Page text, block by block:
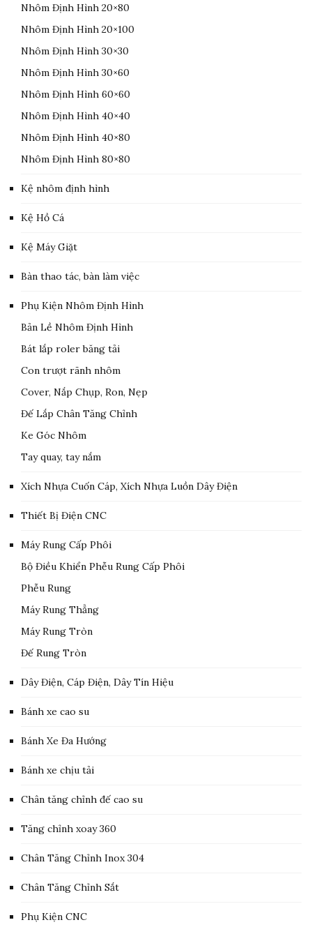
Nhôm Định Hình 20×80
Nhôm Định Hình 20×100
Nhôm Định Hình 30×30
Nhôm Định Hình 30×60
Nhôm Định Hình 60×60
Nhôm Định Hình 40×40
Nhôm Định Hình 40×80
Nhôm Định Hình 80×80
Kệ nhôm định hình
Kệ Hồ Cá
Kệ Máy Giặt
Bàn thao tác, bàn làm việc
Phụ Kiện Nhôm Định Hình
Bản Lề Nhôm Định Hình
Bát lắp roler băng tải
Con trượt rãnh nhôm
Cover, Nắp Chụp, Ron, Nẹp
Đế Lắp Chân Tăng Chỉnh
Ke Góc Nhôm
Tay quay, tay nắm
Xích Nhựa Cuốn Cáp, Xích Nhựa Luồn Dây Điện
Thiết Bị Điện CNC
Máy Rung Cấp Phôi
Bộ Điều Khiển Phễu Rung Cấp Phôi
Phễu Rung
Máy Rung Thẳng
Máy Rung Tròn
Đế Rung Tròn
Dây Điện, Cáp Điện, Dây Tín Hiệu
Bánh xe cao su
Bánh Xe Đa Hướng
Bánh xe chịu tải
Chân tăng chỉnh đế cao su
Tăng chỉnh xoay 360
Chân Tăng Chỉnh Inox 304
Chân Tăng Chỉnh Sắt
Phụ Kiện CNC